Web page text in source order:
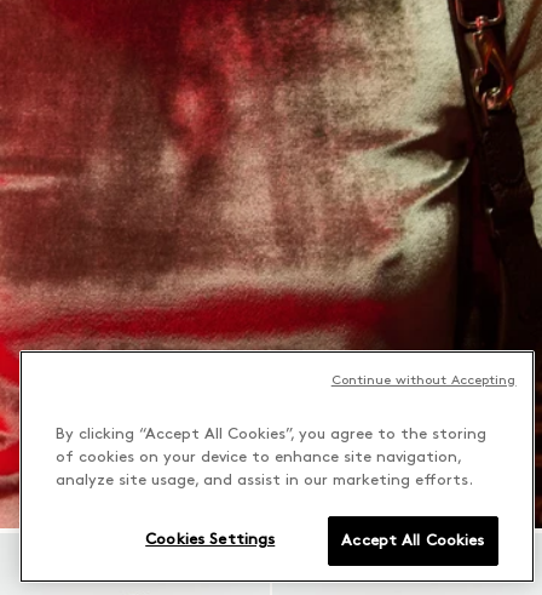
By clicking “Accept All Cookies”, you agree to the storing
of cookies on your device to enhance site navigation,
analyze site usage, and assist in our marketing efforts.
Accept All Cookies
Cookies Settings
Continue without Accepting